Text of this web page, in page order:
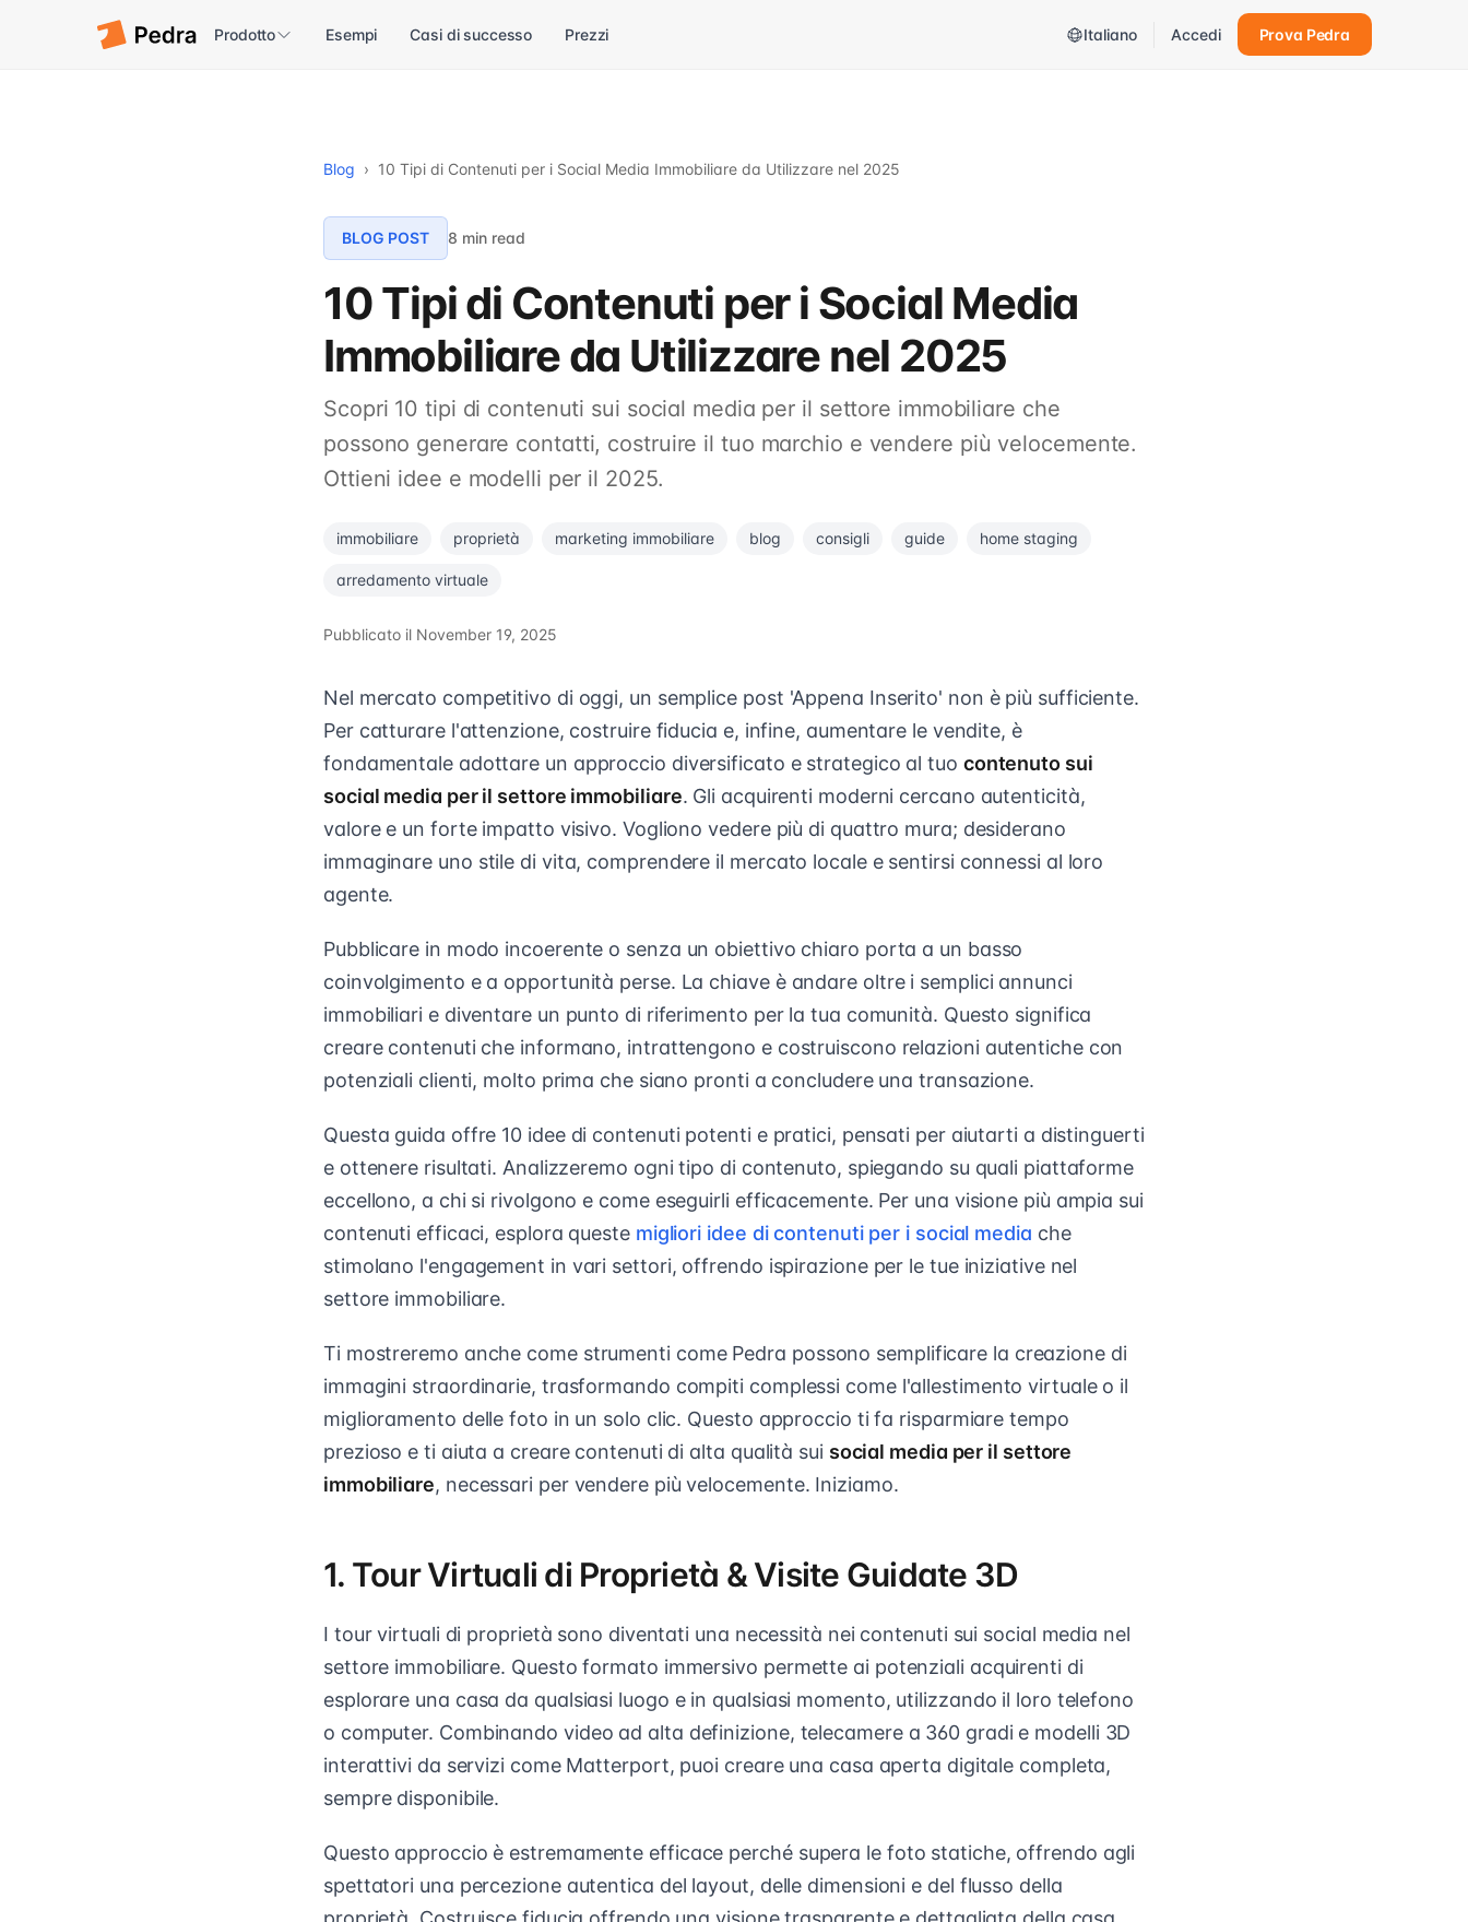
Prodotto Esempi Casi di successo Prezzi Italiano Accedi Prova Pedra
Blog › 10 Tipi di Contenuti per i Social Media Immobiliare da Utilizzare nel 2025
BLOG POST 8 min read
10 Tipi di Contenuti per i Social Media
Immobiliare da Utilizzare nel 2025
Scopri 10 tipi di contenuti sui social media per il settore immobiliare che
possono generare contatti, costruire il tuo marchio e vendere più velocemente.
Ottieni idee e modelli per il 2025.
immobiliare proprietà marketing immobiliare blog consigli guide home staging
arredamento virtuale
Pubblicato il November 19, 2025
Nel mercato competitivo di oggi, un semplice post 'Appena Inserito' non è più sufficiente.
Per catturare l'attenzione, costruire fiducia e, infine, aumentare le vendite, è
fondamentale adottare un approccio diversificato e strategico al tuo contenuto sui
social media per il settore immobiliare. Gli acquirenti moderni cercano autenticità,
valore e un forte impatto visivo. Vogliono vedere più di quattro mura; desiderano
immaginare uno stile di vita, comprendere il mercato locale e sentirsi connessi al loro
agente.
Pubblicare in modo incoerente o senza un obiettivo chiaro porta a un basso
coinvolgimento e a opportunità perse. La chiave è andare oltre i semplici annunci
immobiliari e diventare un punto di riferimento per la tua comunità. Questo significa
creare contenuti che informano, intrattengono e costruiscono relazioni autentiche con
potenziali clienti, molto prima che siano pronti a concludere una transazione.
Questa guida offre 10 idee di contenuti potenti e pratici, pensati per aiutarti a distinguerti
e ottenere risultati. Analizzeremo ogni tipo di contenuto, spiegando su quali piattaforme
eccellono, a chi si rivolgono e come eseguirli efficacemente. Per una visione più ampia sui
contenuti efficaci, esplora queste migliori idee di contenuti per i social media che
stimolano l'engagement in vari settori, offrendo ispirazione per le tue iniziative nel
settore immobiliare.
Ti mostreremo anche come strumenti come Pedra possono semplificare la creazione di
immagini straordinarie, trasformando compiti complessi come l'allestimento virtuale o il
miglioramento delle foto in un solo clic. Questo approccio ti fa risparmiare tempo
prezioso e ti aiuta a creare contenuti di alta qualità sui social media per il settore
immobiliare, necessari per vendere più velocemente. Iniziamo.
1. Tour Virtuali di Proprietà & Visite Guidate 3D
I tour virtuali di proprietà sono diventati una necessità nei contenuti sui social media nel
settore immobiliare. Questo formato immersivo permette ai potenziali acquirenti di
esplorare una casa da qualsiasi luogo e in qualsiasi momento, utilizzando il loro telefono
o computer. Combinando video ad alta definizione, telecamere a 360 gradi e modelli 3D
interattivi da servizi come Matterport, puoi creare una casa aperta digitale completa,
sempre disponibile.
Questo approccio è estremamente efficace perché supera le foto statiche, offrendo agli
spettatori una percezione autentica del layout, delle dimensioni e del flusso della